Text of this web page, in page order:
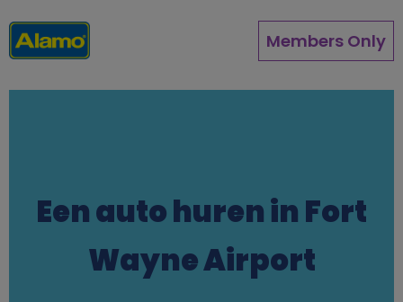
zum
Inhalt
Members Only
Een auto huren in Fort
Wayne Airport